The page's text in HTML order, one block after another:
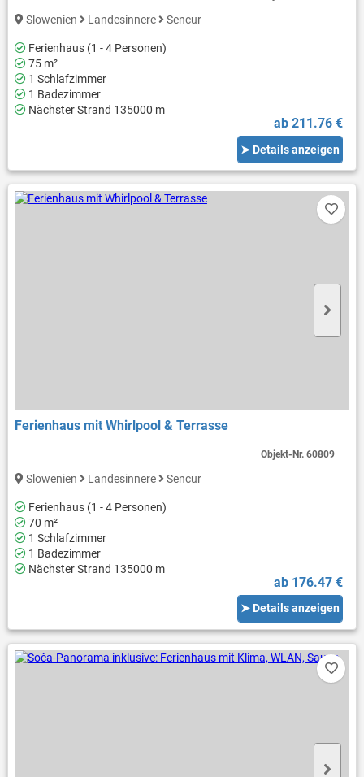
Slowenien Landesinnere Sencur
Ferienhaus (1 - 4 Personen)
75 m²
1 Schlafzimmer
1 Badezimmer
Nächster Strand 135000 m
ab 211.76 €
➤ Details anzeigen
Ferienhaus mit Whirlpool & Terrasse
Slowenien Landesinnere Sencur
Ferienhaus (1 - 4 Personen)
70 m²
1 Schlafzimmer
1 Badezimmer
Nächster Strand 135000 m
ab 176.47 €
➤ Details anzeigen
Objekt-Nr.60809